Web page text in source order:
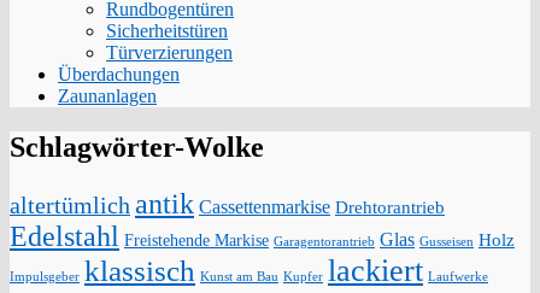
Rundbogentüren
Sicherheitstüren
Türverzierungen
Überdachungen
Zaunanlagen
Schlagwörter-Wolke
altertümlich antik Cassettenmarkise Drehtorantrieb
Edelstahl Freistehende Markise Garagentorantrieb Glas Gusseisen Holz
Impulsgeber klassisch Kunst am Bau Kupfer lackiert Laufwerke